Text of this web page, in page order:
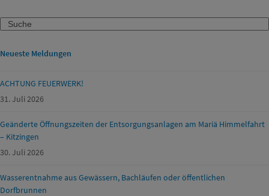
Search
Neueste Meldungen
ACHTUNG FEUERWERK!
31. Juli 2026
Geänderte Öffnungszeiten der Entsorgungsanlagen am Mariä Himmelfahrt
– Kitzingen
30. Juli 2026
Wasserentnahme aus Gewässern, Bachläufen oder öffentlichen
Dorfbrunnen